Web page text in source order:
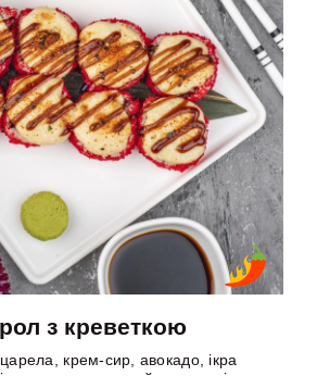
з креветкою
крем-сир, авокадо, ікра